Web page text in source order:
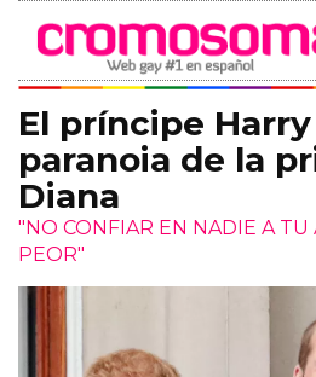
El príncipe
paranoia de la
Diana
"NO CONFIAR EN NADIE A TU
PEOR"